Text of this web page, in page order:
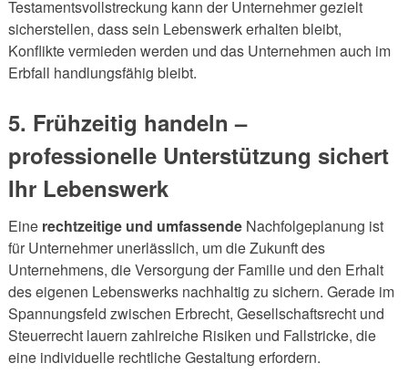
Testamentsvollstreckung kann der Unternehmer gezielt
sicherstellen, dass sein Lebenswerk erhalten bleibt,
Konflikte vermieden werden und das Unternehmen auch im
Erbfall handlungsfähig bleibt.
5. Frühzeitig handeln –
professionelle Unterstützung sichert
Ihr Lebenswerk
Eine rechtzeitige und umfassende Nachfolgeplanung ist
für Unternehmer unerlässlich, um die Zukunft des
Unternehmens, die Versorgung der Familie und den Erhalt
des eigenen Lebenswerks nachhaltig zu sichern. Gerade im
Spannungsfeld zwischen Erbrecht, Gesellschaftsrecht und
Steuerrecht lauern zahlreiche Risiken und Fallstricke, die
eine individuelle rechtliche Gestaltung erfordern.